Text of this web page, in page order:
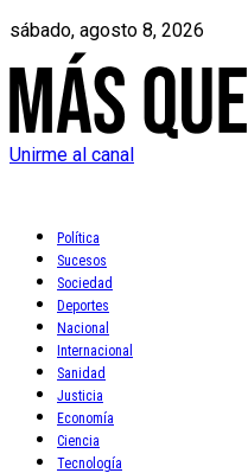
sábado, agosto 8, 2026
Unirme al canal
Política
Sucesos
Sociedad
Deportes
Nacional
Internacional
Sanidad
Justicia
Economía
Ciencia
Tecnología